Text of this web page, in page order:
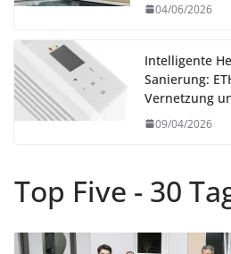
04/06/2026
Intelligente
Sanierung:
Vernetzung
09/04/2026
Top Five - 30